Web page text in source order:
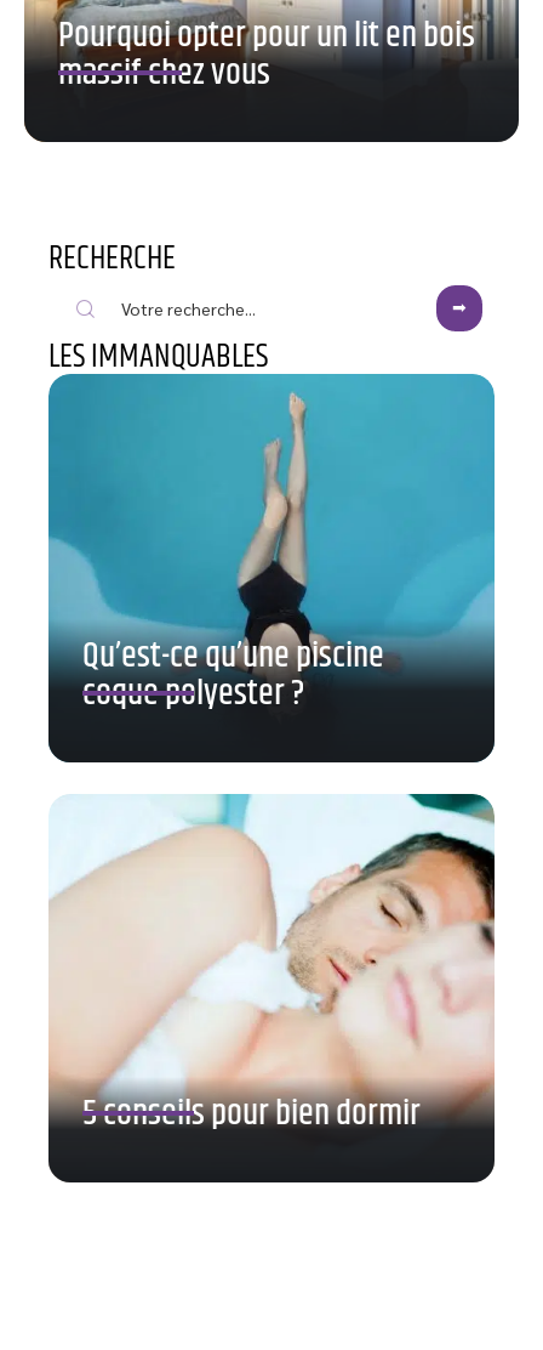
Pourquoi opter pour un lit en bois
massif chez vous
RECHERCHE
LES IMMANQUABLES
Qu’est-ce qu’une piscine
coque polyester ?
5 conseils pour bien dormir